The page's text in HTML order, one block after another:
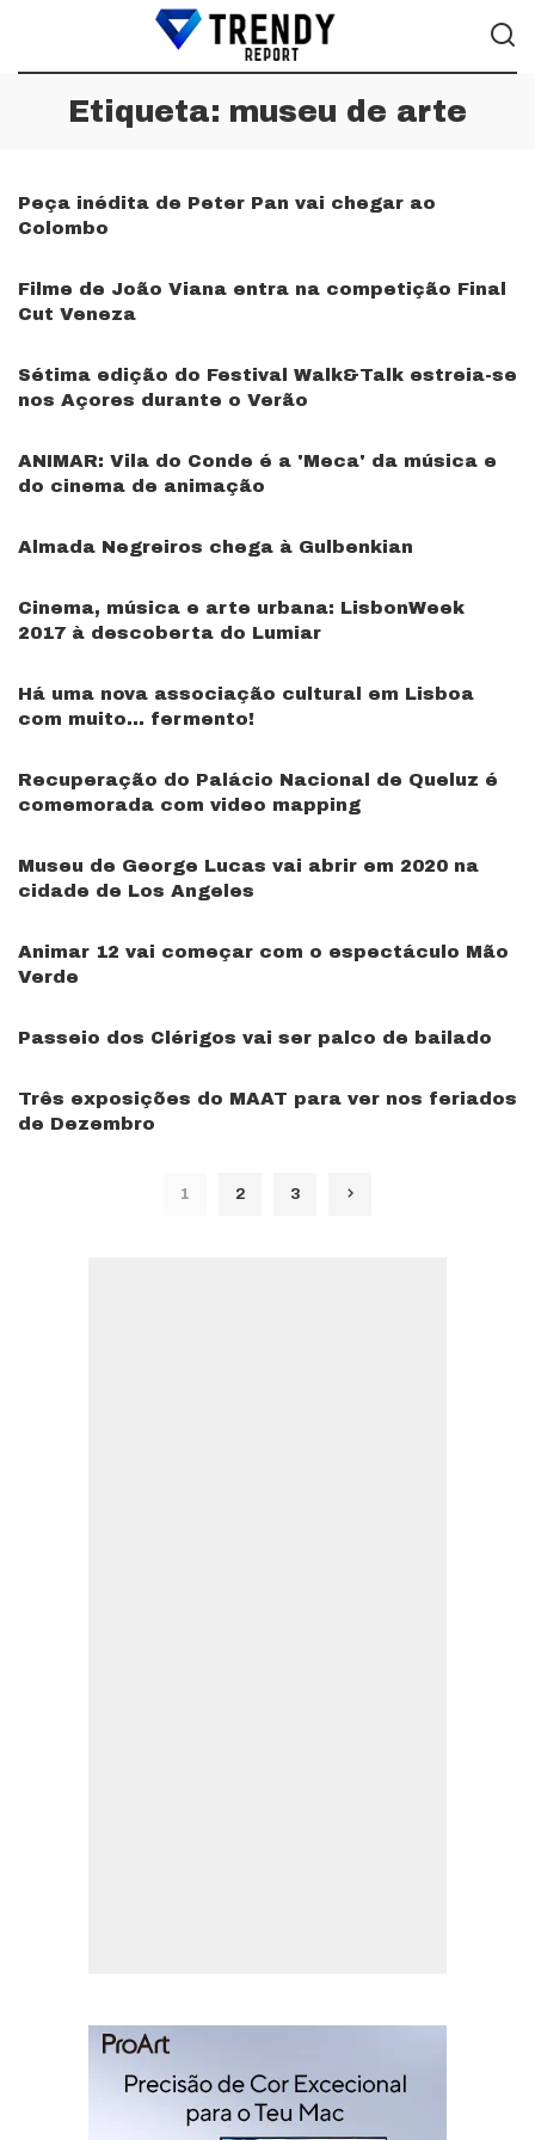
Etiqueta: museu de arte
Peça inédita de Peter Pan vai chegar ao
Colombo
Filme de João Viana entra na competição Final
Cut Veneza
Sétima edição do Festival Walk&Talk estreia-se
nos Açores durante o Verão
ANIMAR: Vila do Conde é a 'Meca' da música e
do cinema de animação
Almada Negreiros chega à Gulbenkian
Cinema, música e arte urbana: LisbonWeek
2017 à descoberta do Lumiar
Há uma nova associação cultural em Lisboa
com muito… fermento!
Recuperação do Palácio Nacional de Queluz é
comemorada com video mapping
Museu de George Lucas vai abrir em 2020 na
cidade de Los Angeles
Animar 12 vai começar com o espectáculo Mão
Verde
Passeio dos Clérigos vai ser palco de bailado
Três exposições do MAAT para ver nos feriados
de Dezembro
1 2 3